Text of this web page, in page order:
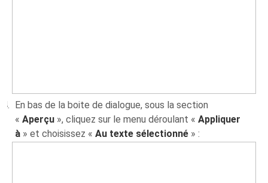
En bas de la boite de dialogue, sous la section
«Aperçu », cliquez sur le menu déroulant «Appliquer
à » et choisissez «Au texte sélectionné » :